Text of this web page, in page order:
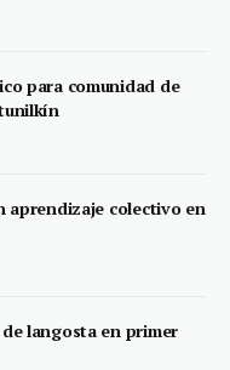
para comunidad de
aprendizaje colectivo en
langosta en primer